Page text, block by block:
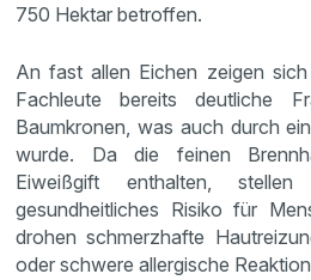
750 Hektar betroffen.
An fast allen Eichen zeigen
Fachleute bereits deutliche
Baumkronen, was auch durch
wurde. Da die feinen
Eiweißgift enthalten,
gesundheitliches Risiko für
drohen schmerzhafte
oder schwere allergische